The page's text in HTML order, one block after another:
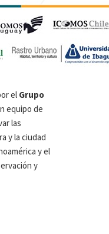
el Grupo
equipo de
las
y la ciudad
y el
y